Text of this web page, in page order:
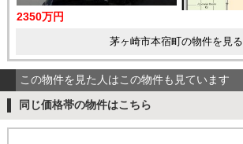
2350万円
茅ヶ崎市本宿町の物件を見る
この物件を見た人はこの物件も見ています
同じ価格帯の物件はこちら